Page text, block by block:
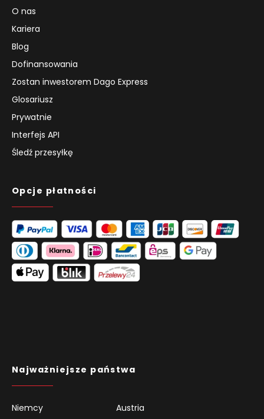
O nas
Kariera
Blog
Dofinansowania
Zostan inwestorem Dago Express
Glosariusz
Prywatnie
Interfejs API
Śledź przesyłkę
Opcje płatności
Najważniejsze państwa
Niemcy
Austria